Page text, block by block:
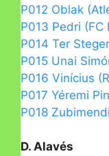
P012 Oblak
P013 Pedri (FC
P014 Ter
P015 Unai
P016 Vinícius
P017 Yéremi
P018
D. Alavés